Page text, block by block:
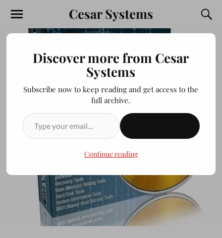
Cesar Systems
Discover more from Cesar
Systems
Subscribe now to keep reading and get access to the
full archive.
Continue reading